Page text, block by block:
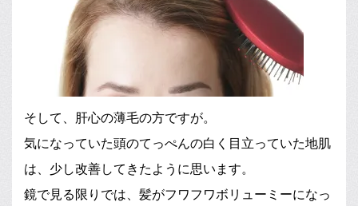
そして、肝心の薄毛の方ですが。
気になっていた頭のてっぺんの白く目立っていた地肌
は、少し改善してきたように思います。
鏡で見る限りでは、髪がフワフワボリューミーになっ